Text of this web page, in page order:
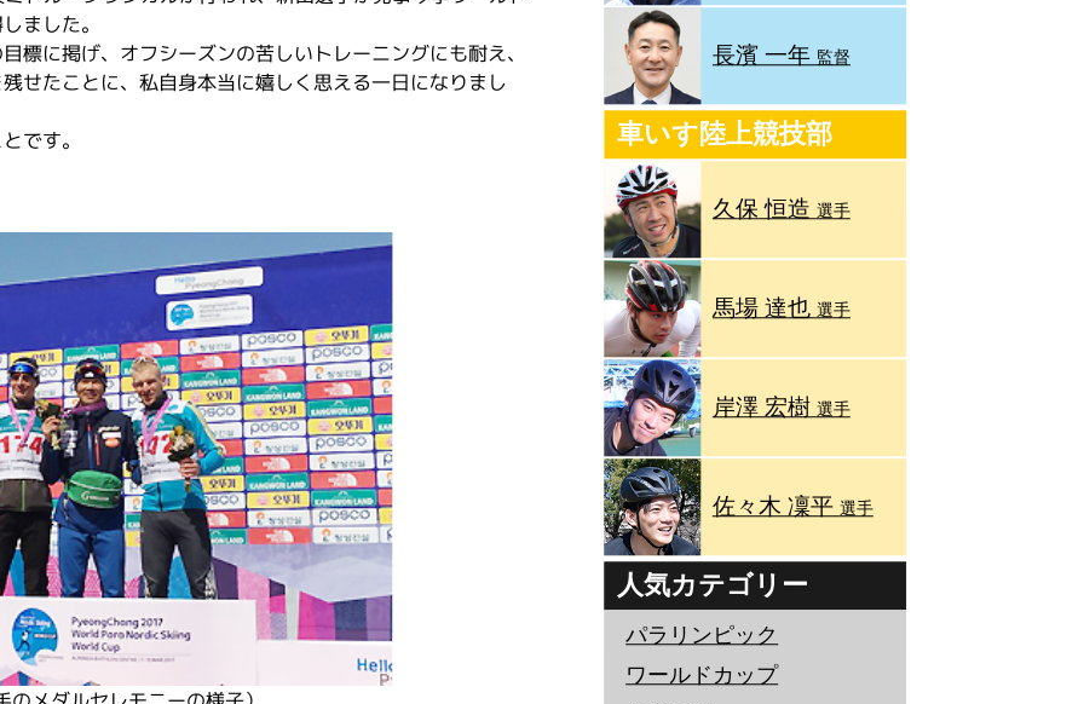
ました。
標に掲げ、オフシーズンの苦しいトレーニングにも耐え、
せたことに、私自身本当に嬉しく思える一日になりまし
です。
長濱 一年 監督
車いす陸上競技部
久保 恒造 選手
馬場 達也 選手
岸澤 宏樹 選手
佐々木 凜平 選手
人気カテゴリー
パラリンピック
ワールドカップ